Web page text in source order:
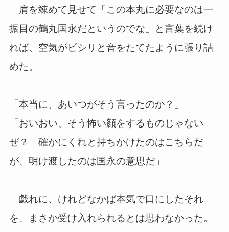
肩を竦めて見せて「この本丸に必要なのは一
振目の鶴丸国永だというのでな」と言葉を続け
れば、空気がピシリと音をたてたように張り詰
めた。
「本当に、あいつがそう言ったのか？」
「おいおい、そう怖い顔をするものじゃない
ぜ？ 確かにくれと持ちかけたのはこちらだ
が、明け渡したのは国永の意思だ」
戯れに、けれどなかば本気で口にしたそれ
を、まさか受け入れられるとは思わなかった。